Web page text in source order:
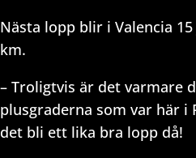
Nästa lopp blir i Valencia
km.
– Troligtvis är det varmare
plusgraderna som var här i
det bli ett lika bra lopp då!